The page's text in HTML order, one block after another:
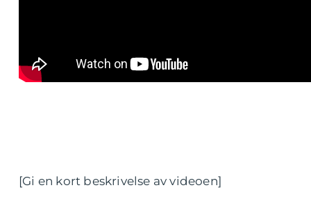
[Gi en kort beskrivelse av videoen]